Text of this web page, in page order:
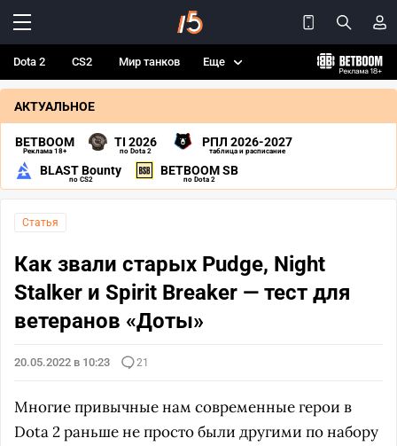
Dota 2 CS2 Мир танков Еще
АКТУАЛЬНОЕ
BETBOOM
Реклама 18+
TI 2026
по Dota 2
РПЛ 2026-2027
таблица и расписание
BLAST Bounty
по CS2
BETBOOM SB
по Dota 2
Статья
Как звали старых Pudge, Night
Stalker и Spirit Breaker — тест для
ветеранов «Доты»
20.05.2022 в 10:23 21
Многие привычные нам современные герои в
Dota 2 раньше не просто были другими по набору